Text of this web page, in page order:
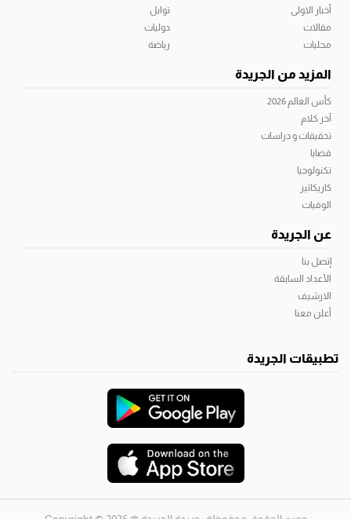
أخبار الاولى
مقالات
محليات
توابل
دوليات
رياضة
المزيد من الجريدة
كأس العالم 2026
آخر كلام
تحقيقات و دراسات
قضايا
تكنولوجيا
كاريكاتير
الوفيات
عن الجريدة
إتصل بنا
الأعداد السابقة
الارشيف
أعلن معنا
تطبيقات الجريدة